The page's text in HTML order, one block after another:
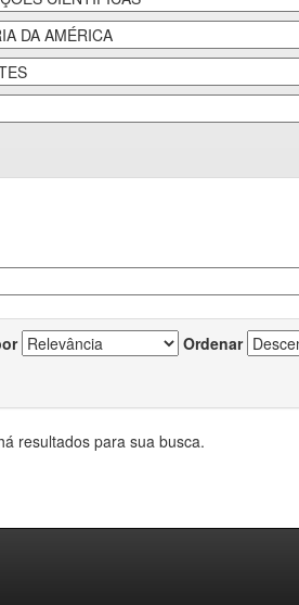
Ordenar
resultados para sua busca.